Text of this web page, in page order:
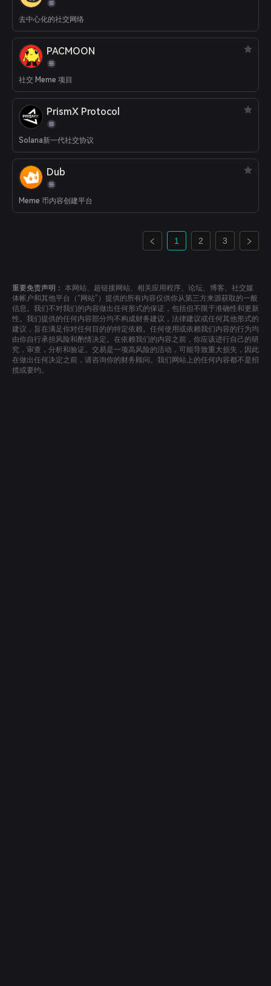
去中心化的社交网络
PACMOON
社交 Meme 项目
PrismX Protocol
Solana新一代社交协议
Dub
Meme 币内容创建平台
1 2 3
重要免责声明： 本网站、超链接网站、相关应用程序、论坛、博客、社交媒
体帐户和其他平台（“网站”）提供的所有内容仅供你从第三方来源获取的一般
信息。我们不对我们的内容做出任何形式的保证，包括但不限于准确性和更新
性。我们提供的任何内容部分均不构成财务建议，法律建议或任何其他形式的
建议，旨在满足你对任何目的的特定依赖。任何使用或依赖我们内容的行为均
由你自行承担风险和酌情决定。在依赖我们的内容之前，你应该进行自己的研
究，审查，分析和验证。交易是一项高风险的活动，可能导致重大损失，因此
在做出任何决定之前，请咨询你的财务顾问。我们网站上的任何内容都不是招
揽或要约。